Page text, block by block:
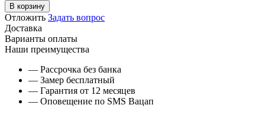
В корзину
Отложить Задать вопрос
Доставка
Варианты оплаты
Наши преимущества
— Рассрочка без банка
— Замер бесплатный
— Гарантия от 12 месяцев
— Оповещение по SMS Вацап